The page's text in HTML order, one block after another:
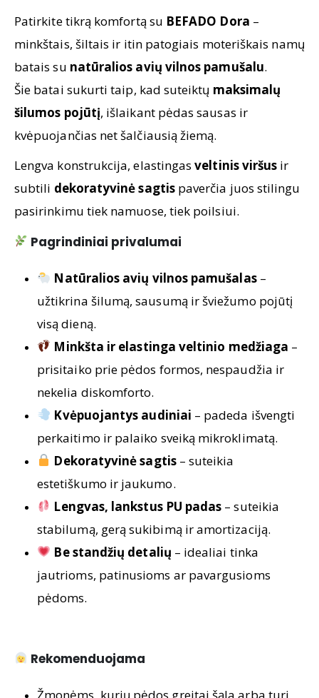
Patirkite tikrą komfortą su BEFADO Dora –
minkštais, šiltais ir itin patogiais moteriškais namų
batais su natūralios avių vilnos pamušalu.
Šie batai sukurti taip, kad suteiktų maksimalų
šilumos pojūtį, išlaikant pėdas sausas ir
kvėpuojančias net šalčiausią žiemą.
Lengva konstrukcija, elastingasveltinis viršus ir
subtili dekoratyvinė sagtispaverčia juos stilingu
pasirinkimu tiek namuose, tiek poilsiui.
Pagrindiniai privalumai
Natūralios avių vilnos pamušalas–
užtikrina šilumą, sausumą ir šviežumo pojūtį
visą dieną.
Minkšta ir elastinga veltinio medžiaga –
prisitaiko prie pėdos formos, nespaudžia ir
nekelia diskomforto.
Kvėpuojantys audiniai – padeda išvengti
perkaitimo ir palaiko sveiką mikroklimatą.
Dekoratyvinė sagtis– suteikia
estetiškumo ir jaukumo.
Lengvas, lankstus PU padas – suteikia
stabilumą, gerą sukibimą ir amortizaciją.
Be standžių detalių – idealiai tinka
jautrioms, patinusioms ar pavargusioms
pėdoms.
Rekomenduojama
Žmonėms, kurių pėdos greitai šąla arba turi